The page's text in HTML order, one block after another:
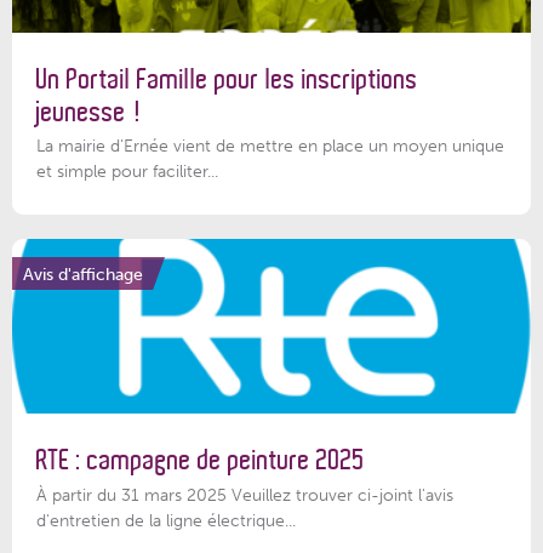
Un Portail Famille pour les inscriptions
jeunesse !
La mairie d’Ernée vient de mettre en place un moyen unique
et simple pour faciliter...
Avis d'affichage
RTE : campagne de peinture 2025
À partir du 31 mars 2025 Veuillez trouver ci-joint l'avis
d'entretien de la ligne électrique...